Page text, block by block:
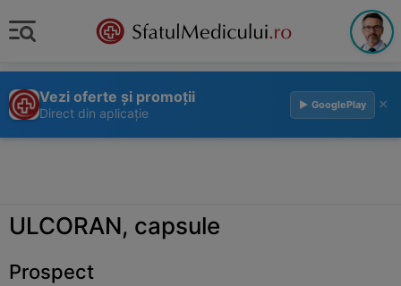
Vezi oferte și promoții
Direct din aplicație
▶ GooglePlay ×
ULCORAN, capsule
Prospect